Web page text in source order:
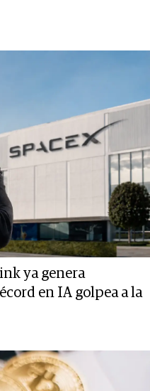
ya genera
en IA golpea a la